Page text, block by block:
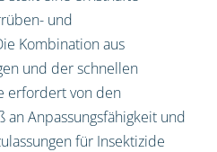
und
Kombination aus
und der schnellen
erfordert von den
Anpassungsfähigkeit und
für Insektizide